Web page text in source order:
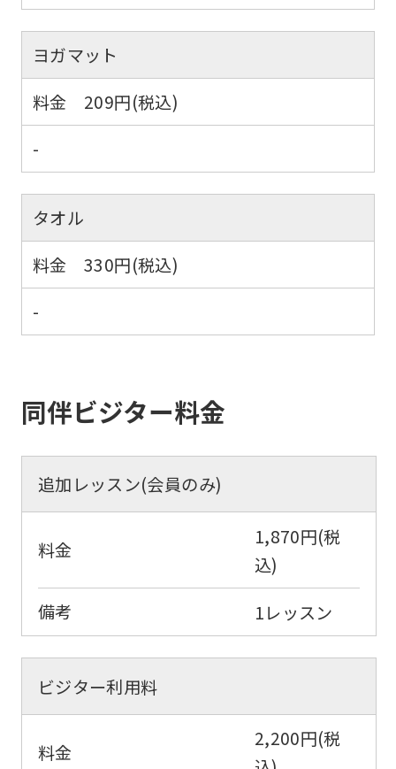
ヨガマット
料金 209円(税込)
-
タオル
料金 330円(税込)
-
同伴ビジター料金
追加レッスン(会員のみ)
料金
1,870円(税
込)
備考
1レッスン
ビジター利用料
料金
2,200円(税
website
automatically
into
link
automatic
return
top
However,
if
use
service,